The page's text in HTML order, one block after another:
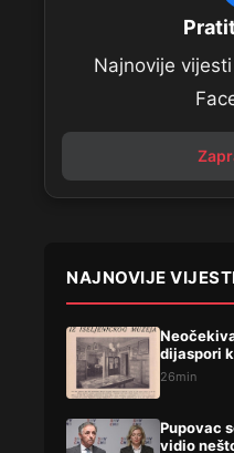
Najnovije
NAJNOVIJE
dijaspori
26min
Pupovac
vidio